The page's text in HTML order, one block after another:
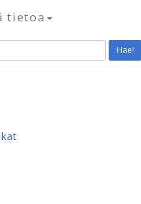
tietoa
Hae!